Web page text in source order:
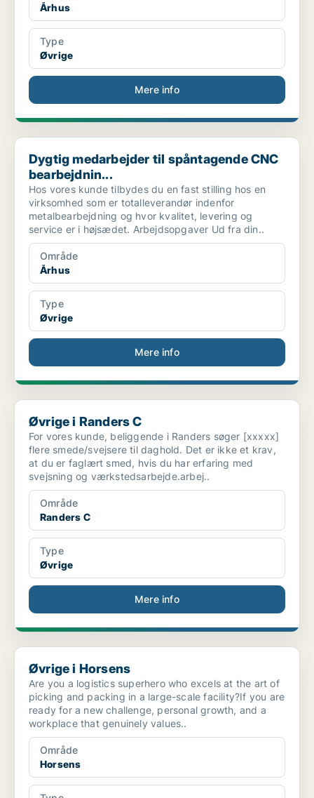
Århus
Type
Øvrige
Mere info
Dygtig medarbejder til spåntagende CNC bearbejdnin...
Dygtig medarbejder til spåntagende CNC
bearbejdnin...
Hos vores kunde tilbydes du en fast stilling hos en
virksomhed som er totalleverandør indenfor
metalbearbejdning og hvor kvalitet, levering og
service er i højsædet. Arbejdsopgaver Ud fra din..
Område
Århus
Type
Øvrige
Mere info
Øvrige i Randers C
Øvrige i Randers C
For vores kunde, beliggende i Randers søger [xxxxx]
flere smede/svejsere til daghold. Det er ikke et krav,
at du er faglært smed, hvis du har erfaring med
svejsning og værkstedsarbejde.arbej..
Område
Randers C
Type
Øvrige
Mere info
Øvrige i Horsens
Øvrige i Horsens
Are you a logistics superhero who excels at the art of
picking and packing in a large-scale facility?If you are
ready for a new challenge, personal growth, and a
workplace that genuinely values..
Område
Horsens